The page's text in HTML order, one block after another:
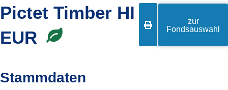
Pictet Timber HI
EUR

zur
Fondsauswahl
Stammdaten